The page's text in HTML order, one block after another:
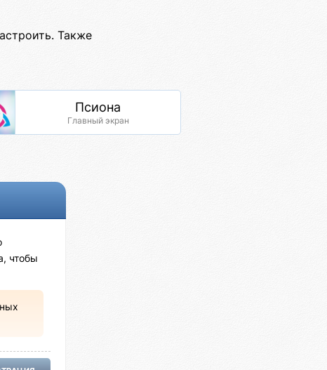
Также
Псиона
Главный экран
чтобы